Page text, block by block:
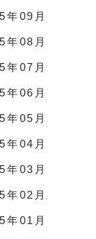
年09月
年08月
年07月
年06月
年05月
年04月
年03月
年02月
年01月